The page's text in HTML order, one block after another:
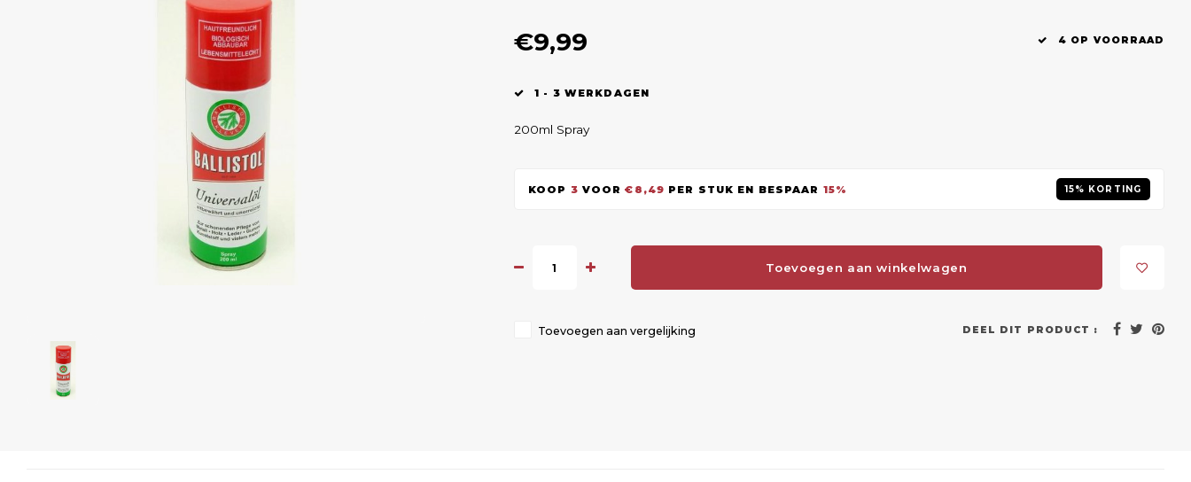
€9,99 4 OP VOORRAAD
1 - 3 WERKDAGEN
200ml Spray
KOOP 3 VOOR€8,49 PER STUK EN BESPAAR 15% 15% KORTING
Toevoegen aan winkelwagen
Toevoegen aan vergelijking DEEL DIT PRODUCT :